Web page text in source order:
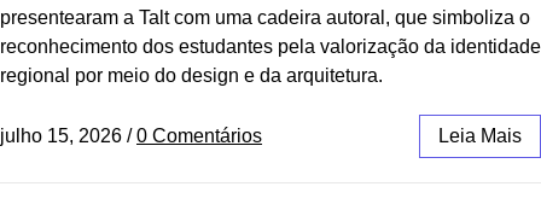
presentearam a Talt com uma cadeira autoral, que simboliza o
reconhecimento dos estudantes pela valorização da identidade
regional por meio do design e da arquitetura.
julho 15, 2026 / 0 Comentários Leia Mais